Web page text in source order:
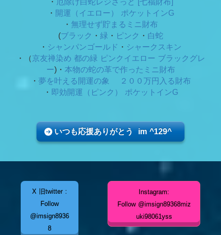
・ 厄除け白蛇レジさっと [七福財布]
・ 開運（イエロー） ポケットインG
・ 無理せず貯まるミニ財布
(ブラック ・ 緑 ・ ピンク ・ 白蛇
・ シャンパンゴールド ・ シャークスキン
・（京友禅染め 都の緑 ピンクイエロー ブラックグレ
ー)・ 本物の蛇の革で作ったミニ財布
・ 夢を叶える開運の象 ２００万円入る財布
・ 即効開運（ピンク） ポケットインG
いつも応援ありがとう im ^129^
X 旧twitter :
Follow
@imsign8936
8
Instagram:
Follow @imsign89368miz
uki98061yss